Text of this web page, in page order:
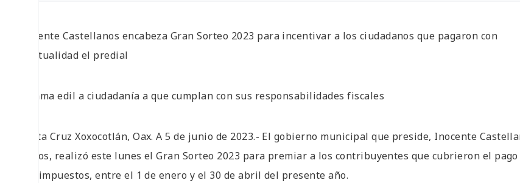
*Chente Castellanos encabeza Gran Sorteo 2023 para incentivar a los ciudadanos que pagaron con
puntualidad el predial
*Llama edil a ciudadanía a que cumplan con sus responsabilidades fiscales
Santa Cruz Xoxocotlán, Oax. A 5 de junio de 2023.- El gobierno municipal que preside, Inocente
Alejos, realizó este lunes el Gran Sorteo 2023 para premiar a los contribuyentes que cubrieron el pago
sus impuestos, entre el 1 de enero y el 30 de abril del presente año.